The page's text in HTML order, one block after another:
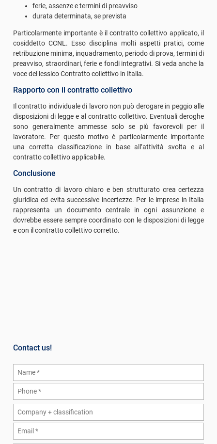
ferie, assenze e termini di preavviso
durata determinata, se prevista
Particolarmente importante è il contratto collettivo applicato, il
cosiddetto CCNL. Esso disciplina molti aspetti pratici, come
retribuzione minima, inquadramento, periodo di prova, termini di
preavviso, straordinari, ferie e fondi integrativi. Si veda anche la
voce del lessico Contratto collettivo in Italia.
Rapporto con il contratto collettivo
Il contratto individuale di lavoro non può derogare in peggio alle
disposizioni di legge e al contratto collettivo. Eventuali deroghe
sono generalmente ammesse solo se più favorevoli per il
lavoratore. Per questo motivo è particolarmente importante
una corretta classificazione in base all’attività svolta e al
contratto collettivo applicabile.
Conclusione
Un contratto di lavoro chiaro e ben strutturato crea certezza
giuridica ed evita successive incertezze. Per le imprese in Italia
rappresenta un documento centrale in ogni assunzione e
dovrebbe essere sempre coordinato con le disposizioni di legge
e con il contratto collettivo corretto.
Contact us!